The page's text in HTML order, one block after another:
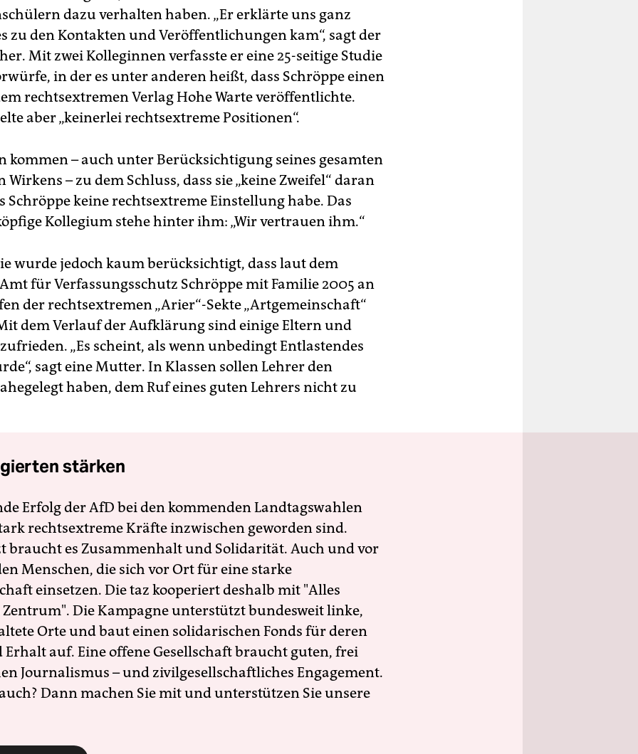
dazu verhalten haben. „Er erklärte uns ganz
zu den Kontakten und Veröffentlichungen kam“, sagt der
Mit zwei Kolleginnen verfasste er eine 25-seitige Studie
in der es unter anderen heißt, dass Schröppe einen
rechtsextremen Verlag Hohe Warte veröffentlichte.
aber „keinerlei rechtsextreme Positionen“.
kommen – auch unter Berücksichtigung seines gesamten
Wirkens – zu dem Schluss, dass sie „keine Zweifel“ daran
Schröppe keine rechtsextreme Einstellung habe. Das
Kollegium stehe hinter ihm: „Wir vertrauen ihm.“
wurde jedoch kaum berücksichtigt, dass laut dem
für Verfassungsschutz Schröppe mit Familie 2005 an
der rechtsextremen „Arier“-Sekte „Artgemeinschaft“
dem Verlauf der Aufklärung sind einige Eltern und
„Es scheint, als wenn unbedingt Entlastendes
sagt eine Mutter. In Klassen sollen Lehrer den
haben, dem Ruf eines guten Lehrers nicht zu
stärken
Erfolg der AfD bei den kommenden Landtagswahlen
rechtsextreme Kräfte inzwischen geworden sind.
braucht es Zusammenhalt und Solidarität. Auch und vor
Menschen, die sich vor Ort für eine starke
einsetzen. Die taz kooperiert deshalb mit "Alles
Die Kampagne unterstützt bundesweit linke,
Orte und baut einen solidarischen Fonds für deren
Erhalt auf. Eine offene Gesellschaft braucht guten, frei
Journalismus – und zivilgesellschaftliches Engagement.
Dann machen Sie mit und unterstützen Sie unsere